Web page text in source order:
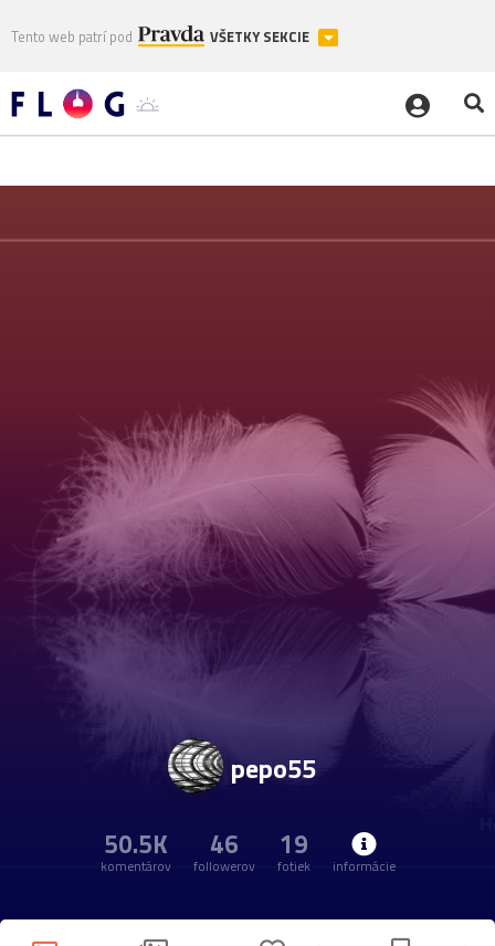
Tento web patrí pod VŠETKY SEKCIE
pepo55
50.5K
komentárov
46
followerov
19
fotiek informácie